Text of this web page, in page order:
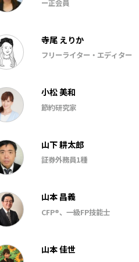
ー正会員
寺尾 えりか
フリーライター・エディター
小松 美和
節約研究家
山下 耕太郎
証券外務員1種
山本 昌義
CFP®、一級FP技能士
山本 佳世